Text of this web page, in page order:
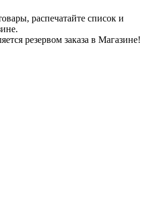
распечатайте список и
резервом заказа в Магазине!